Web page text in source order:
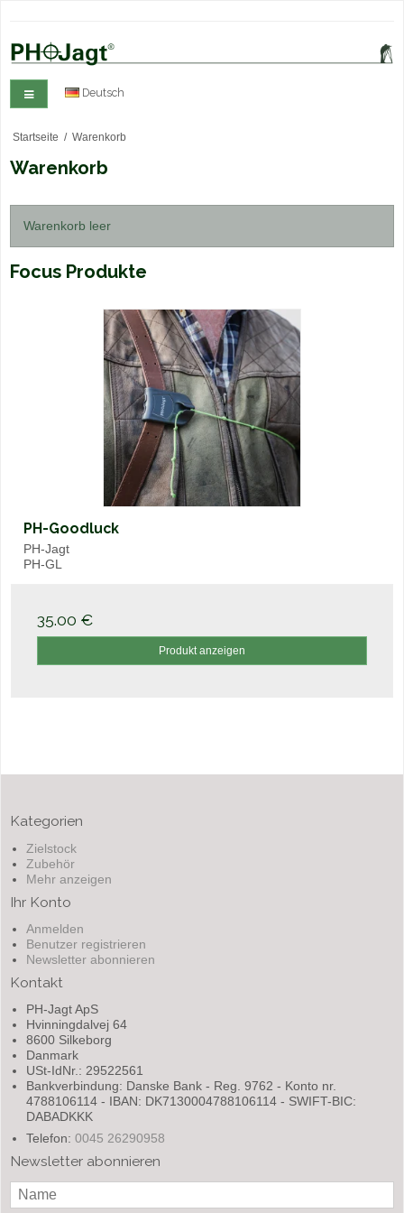
Deutsch
Startseite / Warenkorb
Warenkorb
Warenkorb leer
Focus Produkte
PH-Goodluck
PH-Jagt
PH-GL
35.00 €
Produkt anzeigen
Kategorien
Zielstock
Zubehör
Mehr anzeigen
Ihr Konto
Anmelden
Benutzer registrieren
Newsletter abonnieren
Kontakt
PH-Jagt ApS
Hvinningdalvej 64
8600 Silkeborg
Danmark
USt-IdNr.: 29522561
Bankverbindung: Danske Bank - Reg. 9762 - Konto nr.
4788106114 - IBAN: DK7130004788106114 - SWIFT-BIC:
DABADKKK
Telefon: 0045 26290958
Newsletter abonnieren